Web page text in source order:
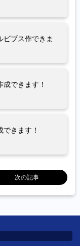
ビブス作できま
できます！
きます！
次の記事